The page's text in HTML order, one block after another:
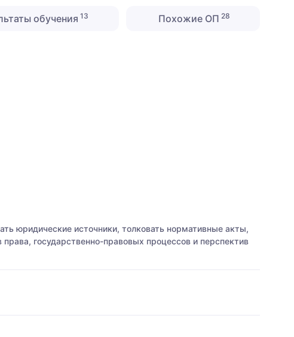
обучения 13 Похожие ОП 28
юридические источники, толковать нормативные акты,
государственно-правовых процессов и перспектив